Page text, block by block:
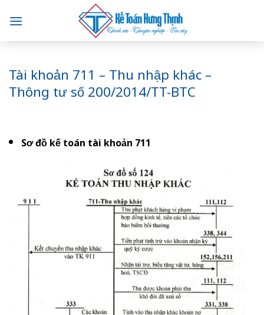
content
Tài khoản 711 – Thu nhập khác –
Thông tư số 200/2014/TT-BTC
Sơ đồ kế toán tài khoản 711